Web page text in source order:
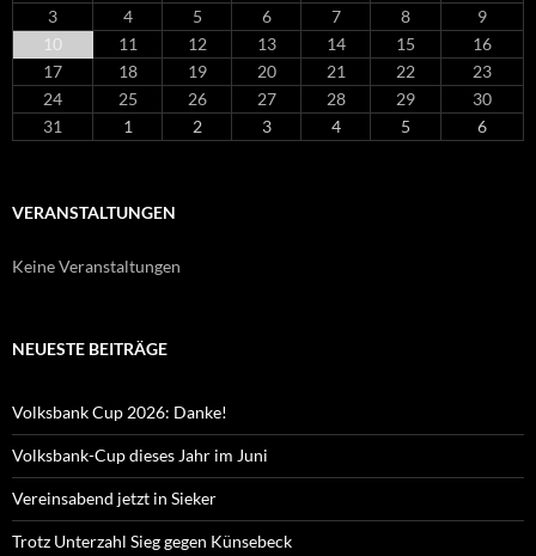
3
4 5 6 7 8
9
10
11 12 13 14 15
16
17
18 19 20 21 22
23
24
25 26 27 28 29
30
31
1 2 3 4 5 6
VERANSTALTUNGEN
Keine Veranstaltungen
NEUESTE BEITRÄGE
Volksbank Cup 2026: Danke!
Volksbank-Cup dieses Jahr im Juni
Vereinsabend jetzt in Sieker
Trotz Unterzahl Sieg gegen Künsebeck